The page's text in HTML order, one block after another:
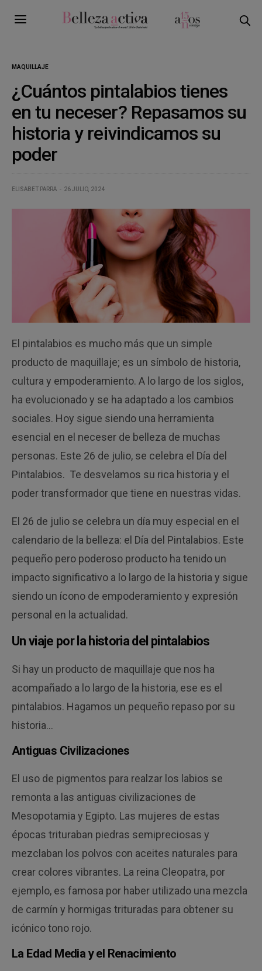
MAQUILLAJE
¿Cuántos pintalabios tienes
en tu neceser? Repasamos su
historia y reivindicamos su
poder
ELISABET PARRA 26 JULIO, 2024
El pintalabios es mucho más que un simple
producto de maquillaje; es un símbolo de historia,
cultura y empoderamiento. A lo largo de los siglos,
ha evolucionado y se ha adaptado a los cambios
sociales. Hoy sigue siendo una herramienta
esencial en el neceser de belleza de muchas
personas. Este 26 de julio, se celebra el Día del
Pintalabios. Te desvelamos su rica historia y el
poder transformador que tiene en nuestras vidas.
El 26 de julio se celebra un día muy especial en el
calendario de la belleza: el Día del Pintalabios. Este
pequeño pero poderoso producto ha tenido un
impacto significativo a lo largo de la historia y sigue
siendo un ícono de empoderamiento y expresión
personal en la actualidad.
Un viaje por la historia del pintalabios
Si hay un producto de maquillaje que nos ha
acompañado a lo largo de la historia, ese es el
pintalabios. Hagamos un pequeño repaso por su
historia…
Antiguas Civilizaciones
El uso de pigmentos para realzar los labios se
remonta a las antiguas civilizaciones de
Mesopotamia y Egipto. Las mujeres de estas
épocas trituraban piedras semipreciosas y
mezclaban los polvos con aceites naturales para
crear colores vibrantes. La reina Cleopatra, por
ejemplo, es famosa por haber utilizado una mezcla
de carmín y hormigas trituradas para obtener su
icónico tono rojo.
La Edad Media y el Renacimiento